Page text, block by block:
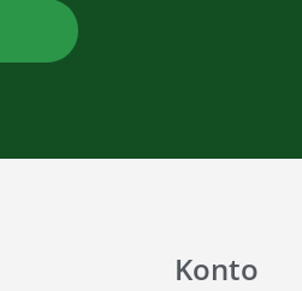
Konto